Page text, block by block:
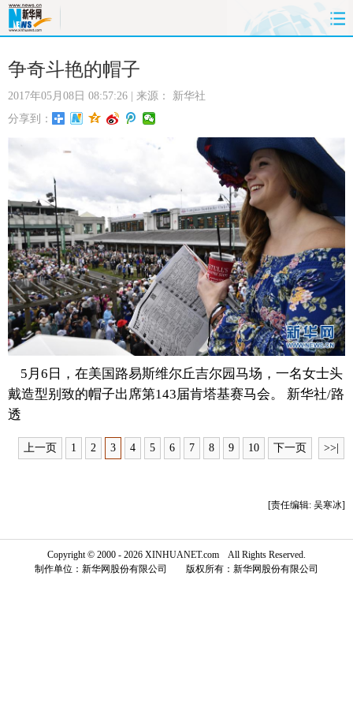
首页 时政
娱乐 体育
地方 法治
港澳 华人
科技 能源 房产 公司
图片 视频 彩票 食品
旅游 健康 信息化 数据
金融 公益 军事 无人机
富媒体 摄影 新华广播
争奇斗艳的帽子
2017年05月08日 08:57:26 | 来源： 新华社
分享到：
5月6日，在美国路易斯维尔丘吉尔园马场，一名女士头
戴造型别致的帽子出席第143届肯塔基赛马会。 新华社/路
透
上一页 1 2 3 4 5 6 7 8 9 10 下一页 >>|
[责任编辑: 吴寒冰]
Copyright © 2000 - 2026 XINHUANET.com All Rights Reserved.
制作单位：新华网股份有限公司 版权所有：新华网股份有限公司